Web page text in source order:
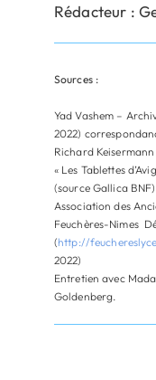
Rédacteur :
Sources :
Yad Vashem –
2022)
Richard
« Les Tablettes
(source Gallica BNF)
Association des
Feuchères-Nimes
(http://
2022)
Entretien avec
Goldenberg.